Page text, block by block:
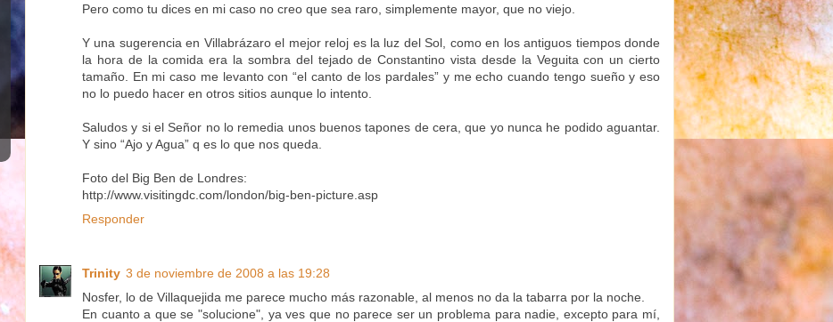
Pero como tu dices en mi caso no creo que sea raro, simplemente mayor, que no viejo.
Y una sugerencia en Villabrázaro el mejor reloj es la luz del Sol, como en los antiguos tiempos donde
la hora de la comida era la sombra del tejado de Constantino vista desde la Veguita con un cierto
tamaño. En mi caso me levanto con “el canto de los pardales” y me echo cuando tengo sueño y eso
no lo puedo hacer en otros sitios aunque lo intento.
Saludos y si el Señor no lo remedia unos buenos tapones de cera, que yo nunca he podido aguantar.
Y sino “Ajo y Agua” q es lo que nos queda.
Foto del Big Ben de Londres:
http://www.visitingdc.com/london/big-ben-picture.asp
Responder
Trinity 3 de noviembre de 2008 a las 19:28
Nosfer, lo de Villaquejida me parece mucho más razonable, al menos no da la tabarra por la noche.
En cuanto a que se "solucione", ya ves que no parece ser un problema para nadie, excepto para mí,